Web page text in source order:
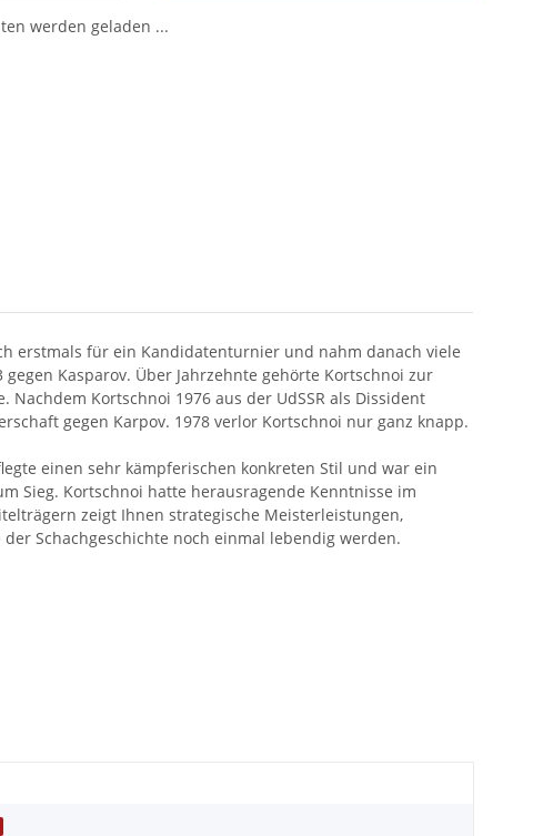
werden geladen ...
erstmals für ein Kandidatenturnier und nahm danach viele
Kasparov. Über Jahrzehnte gehörte Kortschnoi zur
Kortschnoi 1976 aus der UdSSR als Dissident
gegen Karpov. 1978 verlor Kortschnoi nur ganz knapp.
einen sehr kämpferischen konkreten Stil und war ein
Sieg. Kortschnoi hatte herausragende Kenntnisse im
zeigt Ihnen strategische Meisterleistungen,
Schachgeschichte noch einmal lebendig werden.